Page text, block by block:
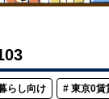
らし向け 東京0賃